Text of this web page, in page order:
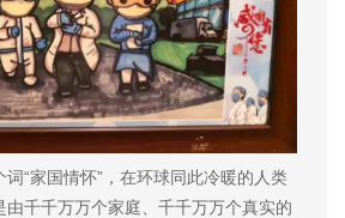
家国情怀”，在环球同此冷暖的人类
由千千万万个家庭、千千万万个真实的